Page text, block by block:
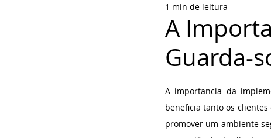
A
Guarda-
1 min de leitura
A importancia da
beneficia tanto os
promover um ambiente